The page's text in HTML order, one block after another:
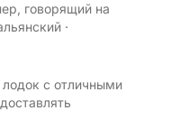
говорящий на
·
с отличными